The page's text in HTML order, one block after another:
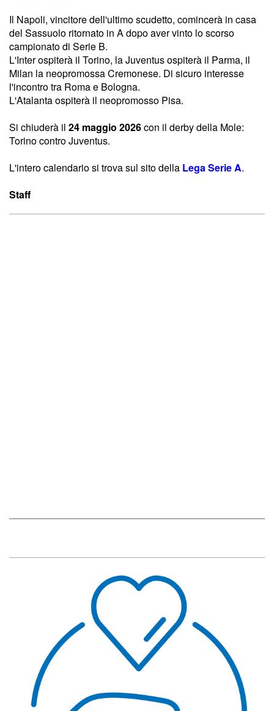
Il Napoli, vincitore dell'ultimo scudetto, comincerà in casa
del Sassuolo ritornato in A dopo aver vinto lo scorso
campionato di Serie B.
L'Inter ospiterà il Torino, la Juventus ospiterà il Parma, il
Milan la neopromossa Cremonese. Di sicuro interesse
l'incontro tra Roma e Bologna.
L'Atalanta ospiterà il neopromosso Pisa.
Si chiuderà il 24 maggio 2026con il derby della Mole:
Torino contro Juventus.
L'intero calendario si trova sul sito della Lega Serie A.
Staff